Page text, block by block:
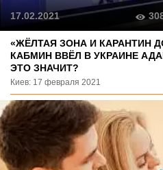
«ЖЁЛТАЯ ЗОНА И КАРАНТИН
КАБМИН ВВЁЛ В УКРАИНЕ
ЭТО ЗНАЧИТ?
Киев: 17 февраля 2021
17.02.2021